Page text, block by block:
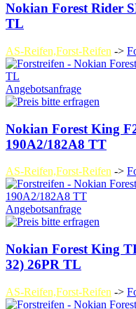
Nokian Forest Rider
TL
AS-Reifen,Forst-Reifen ->
Angebotsanfrage
Nokian Forest King
190A2/182A8 TT
AS-Reifen,Forst-Reifen ->
Angebotsanfrage
Nokian Forest King
32) 26PR TL
AS-Reifen,Forst-Reifen ->